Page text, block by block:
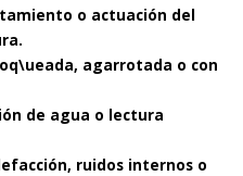
o actuación del
agarrotada o con
de agua o lectura
ruidos internos o